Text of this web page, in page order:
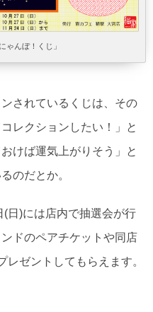
ゃんぼ！くじ」
されているくじは、その
レクションしたい！」と
けば運気上がりそう」と
のだとか。
日)には店内で抽選会が行
ドのペアチケットや同店
ゼントしてもらえます。